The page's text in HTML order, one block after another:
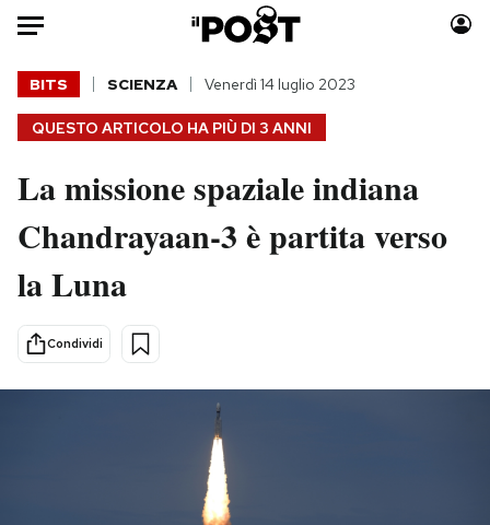
Auto
HOME
Italia
Politica
Tecnologia
Scienza
Moda
Consumismi
QUESTO ARTICOLO HA PIÙ DI 3 ANNI
BITS SCIENZA Venerdì 14 luglio 2023
La missione spaziale indiana
Chandrayaan-3 è partita verso
la Luna
Condividi